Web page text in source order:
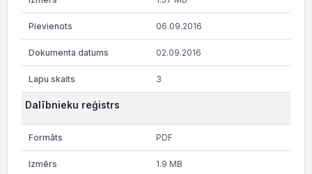
06.09.2016
02.09.2016
3
Dalībnieku reģistrs
PDF
1.9 MB